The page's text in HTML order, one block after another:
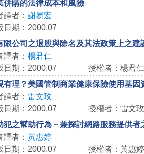
併購的法律成本和風險
譯者： 謝易宏
日期：2000.07
限公司之退股與除名及其法政策上之建
譯者： 楊君仁
日期：2000.07
授權者：楊君仁
有理？美國管制商業健康保險使用基因
譯者： 雷文玫
日期：2000.07
授權者：雷文玫
犯之幫助行為－兼探討網路服務提供者
譯者： 黃惠婷
日期：2000.07
授權者：黃惠婷